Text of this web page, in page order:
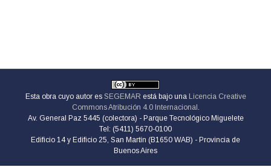
Esta obra cuyo autor es SEGEMAR está bajo una Licencia Creative
Commons Atribución 4.0 Internacional .
Av. General Paz 5445 (colectora) - Parque Tecnológico Miguelete
Tel: (5411) 5670-0100
Edificio 14 y Edificio 25, San Martín (B1650 WAB) - Provincia de
Buenos Aires